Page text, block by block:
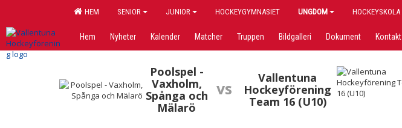
HEM SENIOR JUNIOR HOCKEYGYMNASIET UNGDOM HOCKEYSKOLA
Hem Nyheter Kalender Matcher Truppen Bildgalleri Dokument Kontakt
Poolspel -
Vaxholm,
Spånga och
Mälarö
vs
Vallentuna
Hockeyförening
Team 16 (U10)